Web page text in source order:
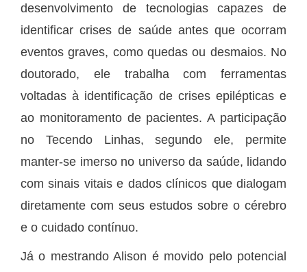
desenvolvimento de tecnologias capazes de
identificar crises de saúde antes que ocorram
eventos graves, como quedas ou desmaios. No
doutorado, ele trabalha com ferramentas
voltadas à identificação de crises epilépticas e
ao monitoramento de pacientes. A participação
no Tecendo Linhas, segundo ele, permite
manter-se imerso no universo da saúde, lidando
com sinais vitais e dados clínicos que dialogam
diretamente com seus estudos sobre o cérebro
e o cuidado contínuo.
Já o mestrando Alison é movido pelo potencial